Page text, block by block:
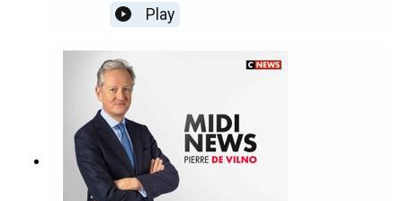
Play